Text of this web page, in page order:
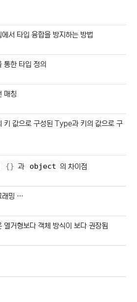
서 타입 융합을 방지하는 방법
한 타입 정의
매칭
값으로 구성된 Type과 키의 값으로 구
{} 과 object 의 차이점
래밍 …
거형보다 객체 방식이 보다 권장됨